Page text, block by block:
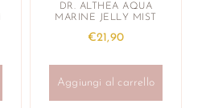
DR. ALTHEA AQUA
MARINE JELLY MIST
€21,90
Aggiungi al carrello